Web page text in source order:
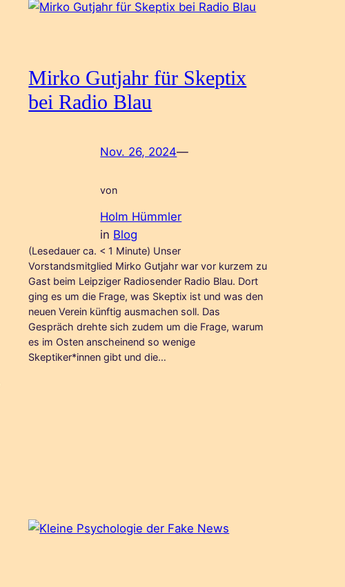
Mirko Gutjahr für Skeptix
bei Radio Blau
Nov. 26, 2024—
von
Holm Hümmler
in Blog
(Lesedauer ca. < 1 Minute) Unser
Vorstandsmitglied Mirko Gutjahr war vor kurzem zu
Gast beim Leipziger Radiosender Radio Blau. Dort
ging es um die Frage, was Skeptix ist und was den
neuen Verein künftig ausmachen soll. Das
Gespräch drehte sich zudem um die Frage, warum
es im Osten anscheinend so wenige
Skeptiker*innen gibt und die…